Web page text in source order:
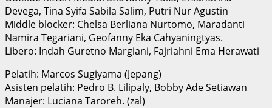
Devega, Tina Syifa Sabila Salim, Putri Nur Agustin
Middle blocker: Chelsa Berliana Nurtomo, Maradanti
Namira Tegariani, Geofanny Eka Cahyaningtyas.
Libero: Indah Guretno Margiani, Fajriahni Ema Herawati
Pelatih: Marcos Sugiyama (Jepang)
Asisten pelatih: Pedro B. Lilipaly, Bobby Ade Setiawan
Manajer: Luciana Taroreh. (zal)